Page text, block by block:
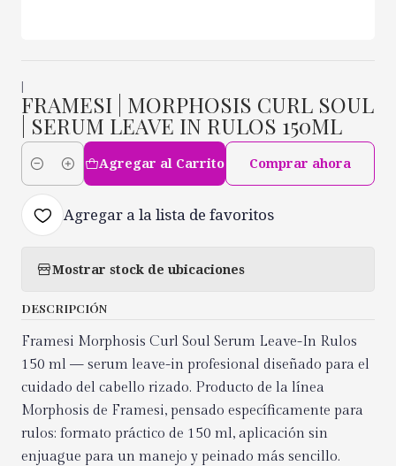
FRAMESI | MORPHOSIS CURL SOUL
| SERUM LEAVE IN RULOS 150ML
Cantidad
Agregar al Carrito Comprar ahora
Agregar a la lista de favoritos
Mostrar stock de ubicaciones
DESCRIPCIÓN
Framesi Morphosis Curl Soul Serum Leave-In Rulos
150 ml — serum leave-in profesional diseñado para el
cuidado del cabello rizado. Producto de la línea
Morphosis de Framesi, pensado específicamente para
rulos: formato práctico de 150 ml, aplicación sin
enjuague para un manejo y peinado más sencillo.